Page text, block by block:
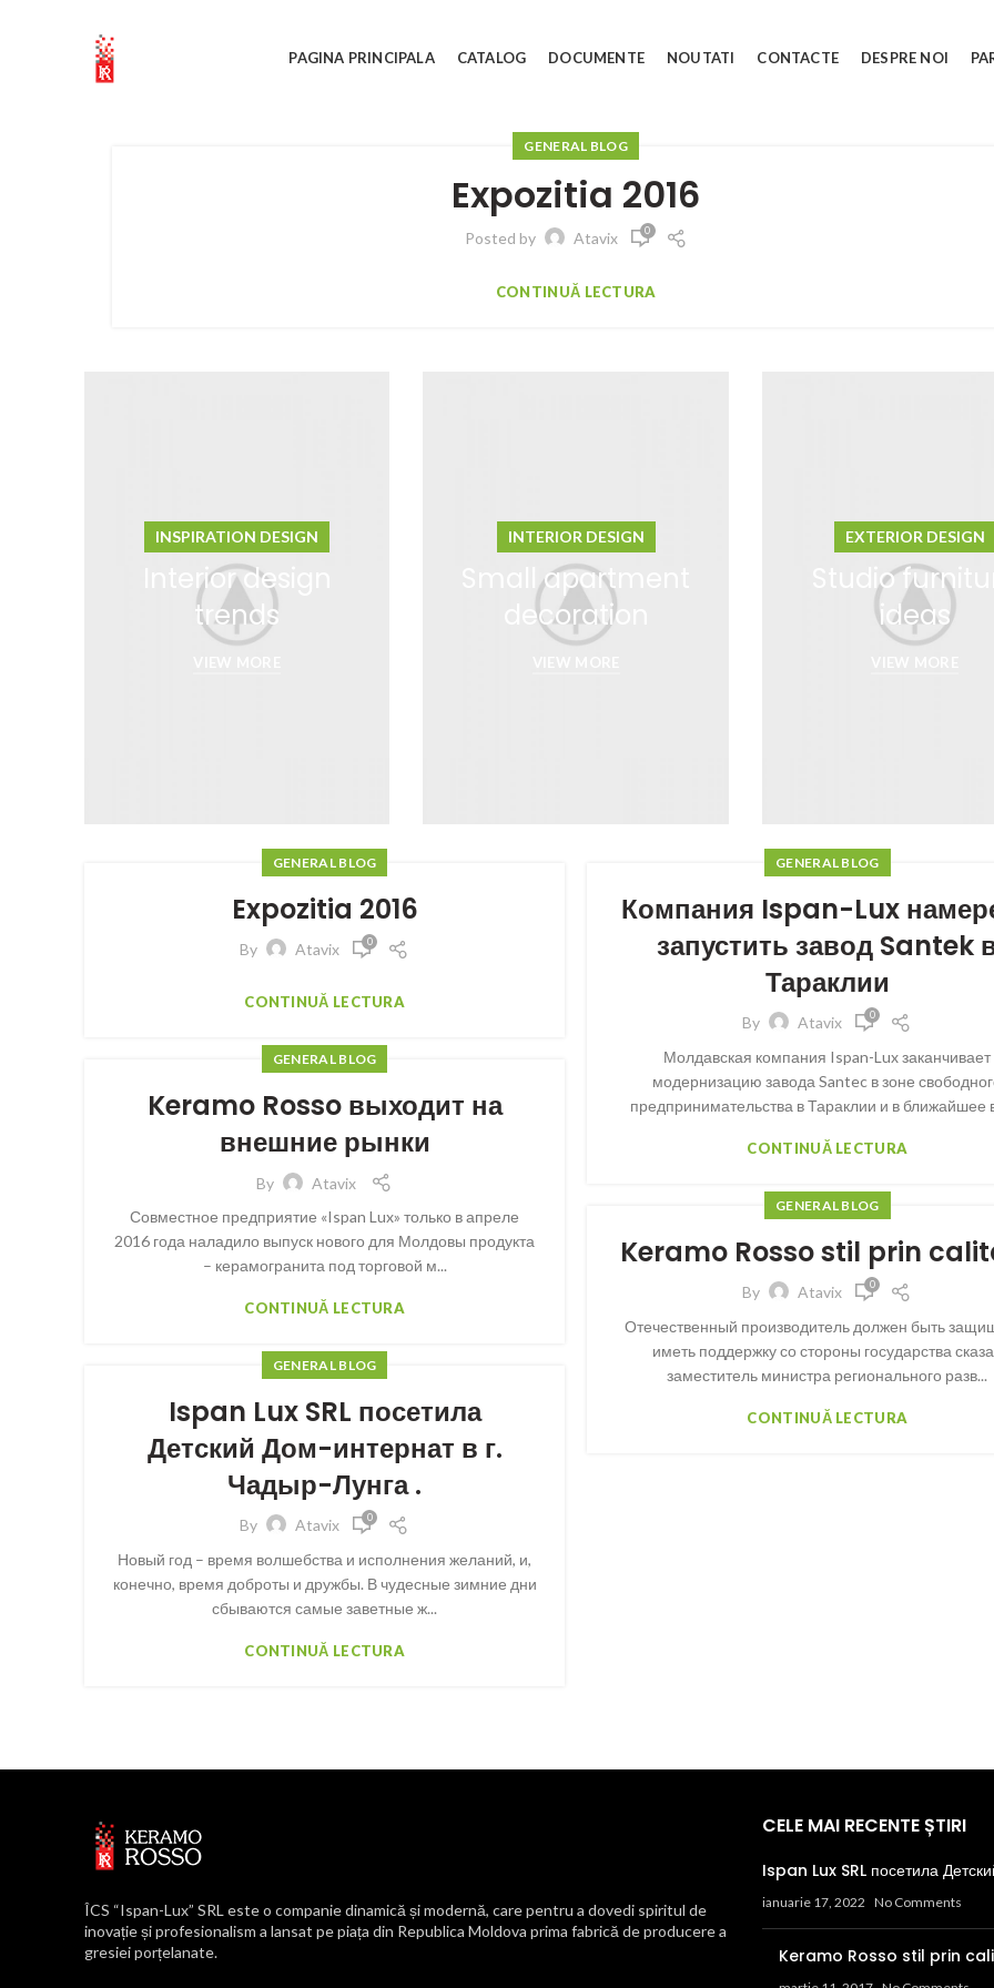
PAGINA PRINCIPALA CATALOG DOCUMENTE NOUTATI CONTACTE DESPRE NOI
GENERAL BLOG
Expozitia 2016
Posted by Atavix 0
CONTINUĂ LECTURA
INSPIRATION DESIGN
Interior design
trends
INTERIOR DESIGN
Small apartment
decoration
EXTERIOR DESIGN
Studio
ideas
GENERAL BLOG
Expozitia 2016
By Atavix 0
CONTINUĂ LECTURA
GENERAL BLOG
Компания Ispan-Lux
запустить завод Santek
Тараклии
By Atavix 0
Молдавская компания Ispan-Lux заканчивает
модернизацию завода Santec в зоне
предпринимательства в Тараклии и в ближайшее
CONTINUĂ LECTURA
GENERAL BLOG
Keramo Rosso выходит на
внешние рынки
By
Atavix
Совместное предприятие «Ispan Lux» только в апреле
2016 года наладило выпуск нового для Молдовы продукта
– керамогранита под торговой м...
CONTINUĂ LECTURA
GENERAL BLOG
Keramo Rosso stil prin
By Atavix 0
Отечественный производитель должен быть
иметь поддержку со стороны государства
заместитель министра регионального разв...
CONTINUĂ LECTURA
GENERAL BLOG
Ispan Lux SRL посетила
Детский Дом-интернат в г.
Чадыр-Лунга .
By Atavix 0
Новый год – время волшебства и исполнения желаний, и,
конечно, время доброты и дружбы. В чудесные зимние дни
сбываются самые заветные ж...
CONTINUĂ LECTURA
ÎCS “Ispan-Lux” SRL este o companie dinamică și modernă, care pentru a dovedi spiritul de
inovație și profesionalism a lansat pe piața din Republica Moldova prima fabrică de producere a
gresiei porțelanate.
CELE MAI RECENTE ȘTIRI
Ispan Lux SRL посетила
ianuarie 17, 2022 No Comments
Keramo Rosso stil prin